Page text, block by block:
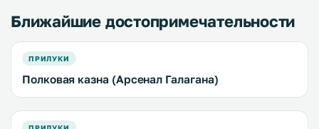
Ближайшие достопримечательности
ПРИЛУКИ
Полковая казна (Арсенал Галагана)